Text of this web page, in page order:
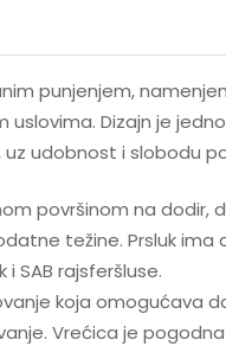
punjenjem,
Dizajn je
udobnost i slobodu
površinom na dodir,
težine. Prsluk ima
SAB rajsferšluse.
koja omogućava
Vrećica je